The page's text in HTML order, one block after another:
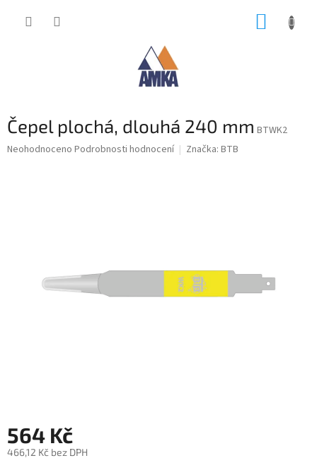
Čepel plochá, dlouhá 240 mm BTWK2
Průměrné
Neohodnoceno Podrobnosti hodnocení Značka: BTB
564 Kč
466,12 Kč bez DPH